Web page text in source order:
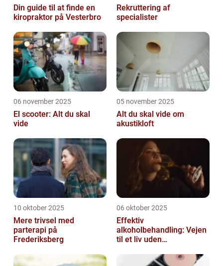
Din guide til at finde en
kiropraktor på Vesterbro
Rekruttering af
specialister
06 november 2025
El scooter: Alt du skal
vide
05 november 2025
Alt du skal vide om
akustikloft
10 oktober 2025
Mere trivsel med
parterapi på
Frederiksberg
06 oktober 2025
Effektiv
alkoholbehandling: Vejen
til et liv uden